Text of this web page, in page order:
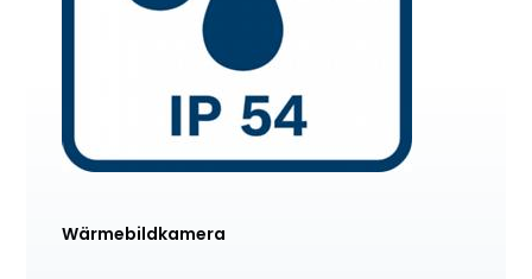
Wärmebildkamera